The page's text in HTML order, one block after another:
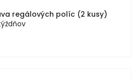
regálových políc (2 kusy)